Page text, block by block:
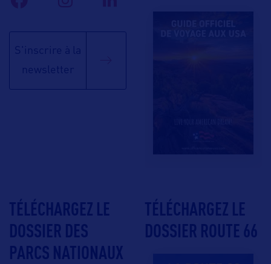
S'inscrire à la
newsletter
TÉLÉCHARGEZ LE
DOSSIER DES
PARCS NATIONAUX
TÉLÉCHARGEZ LE
DOSSIER ROUTE 66